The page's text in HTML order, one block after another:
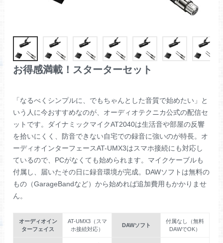
お得感満載！スターターセット
「なるべくシンプルに、でもちゃんとした音質で始めたい」と
いう人に今おすすめなのが、オーディオテクニカ公式の配信セ
ットです。ダイナミックマイクAT2040は生活音や部屋の反響
を拾いにくく、防音できない自宅での録音に強いのが特長。オ
ーディオインターフェースAT-UMX3はスマホ接続にも対応し
ているので、PCがなくても始められます。マイクケーブルも
付属し、届いたその日に録音環境が完成。DAWソフトは無料の
もの（GarageBandなど）から始めれば追加費用もかかりませ
ん。
オーディオイン
ターフェイス
AT-UMX3（スマ
ホ接続対応）
DAWソフト
付属なし（無料
DAWでOK）